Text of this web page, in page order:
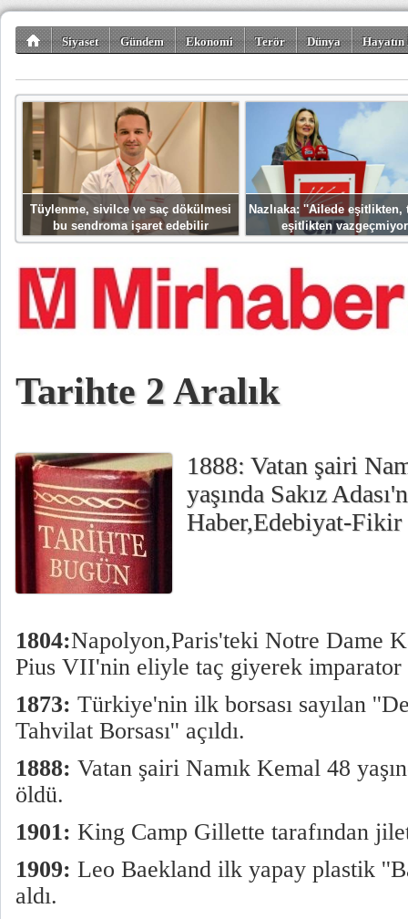
Siyaset Gündem Ekonomi Terör Dünya
Tüylenme, sivilce ve saç dökülmesi
bu sendroma işaret edebilir
Nazlıaka: ''Ailede eşitlikten,
eşitlikten
Tarihte 2 Aralık
1888: Vatan şairi
yaşında Sakız
Haber,Edebiyat-Fikir
1804:Napolyon,Paris'teki Notre Dame
Pius VII'nin eliyle taç giyerek imparator
1873: Türkiye'nin ilk borsası sayılan
Tahvilat Borsası'' açıldı.
1888: Vatan şairi Namık Kemal 48
öldü.
1901: King Camp Gillette tarafından
1909: Leo Baekland ilk yapay plastik
aldı.